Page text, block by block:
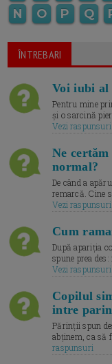
N
O P Q
ÎNTREBARI
Voi iubi al
Pentru mine
și o sarcină
Vezi raspunsuri
Ne certăm
normal?
De când a
remarcă. Cine
Vezi raspunsuri
Cum
După apariția
spune prea
Vezi raspunsuri
Copilul
intre
Părinții spun
abținem, ca să
raspunsuri